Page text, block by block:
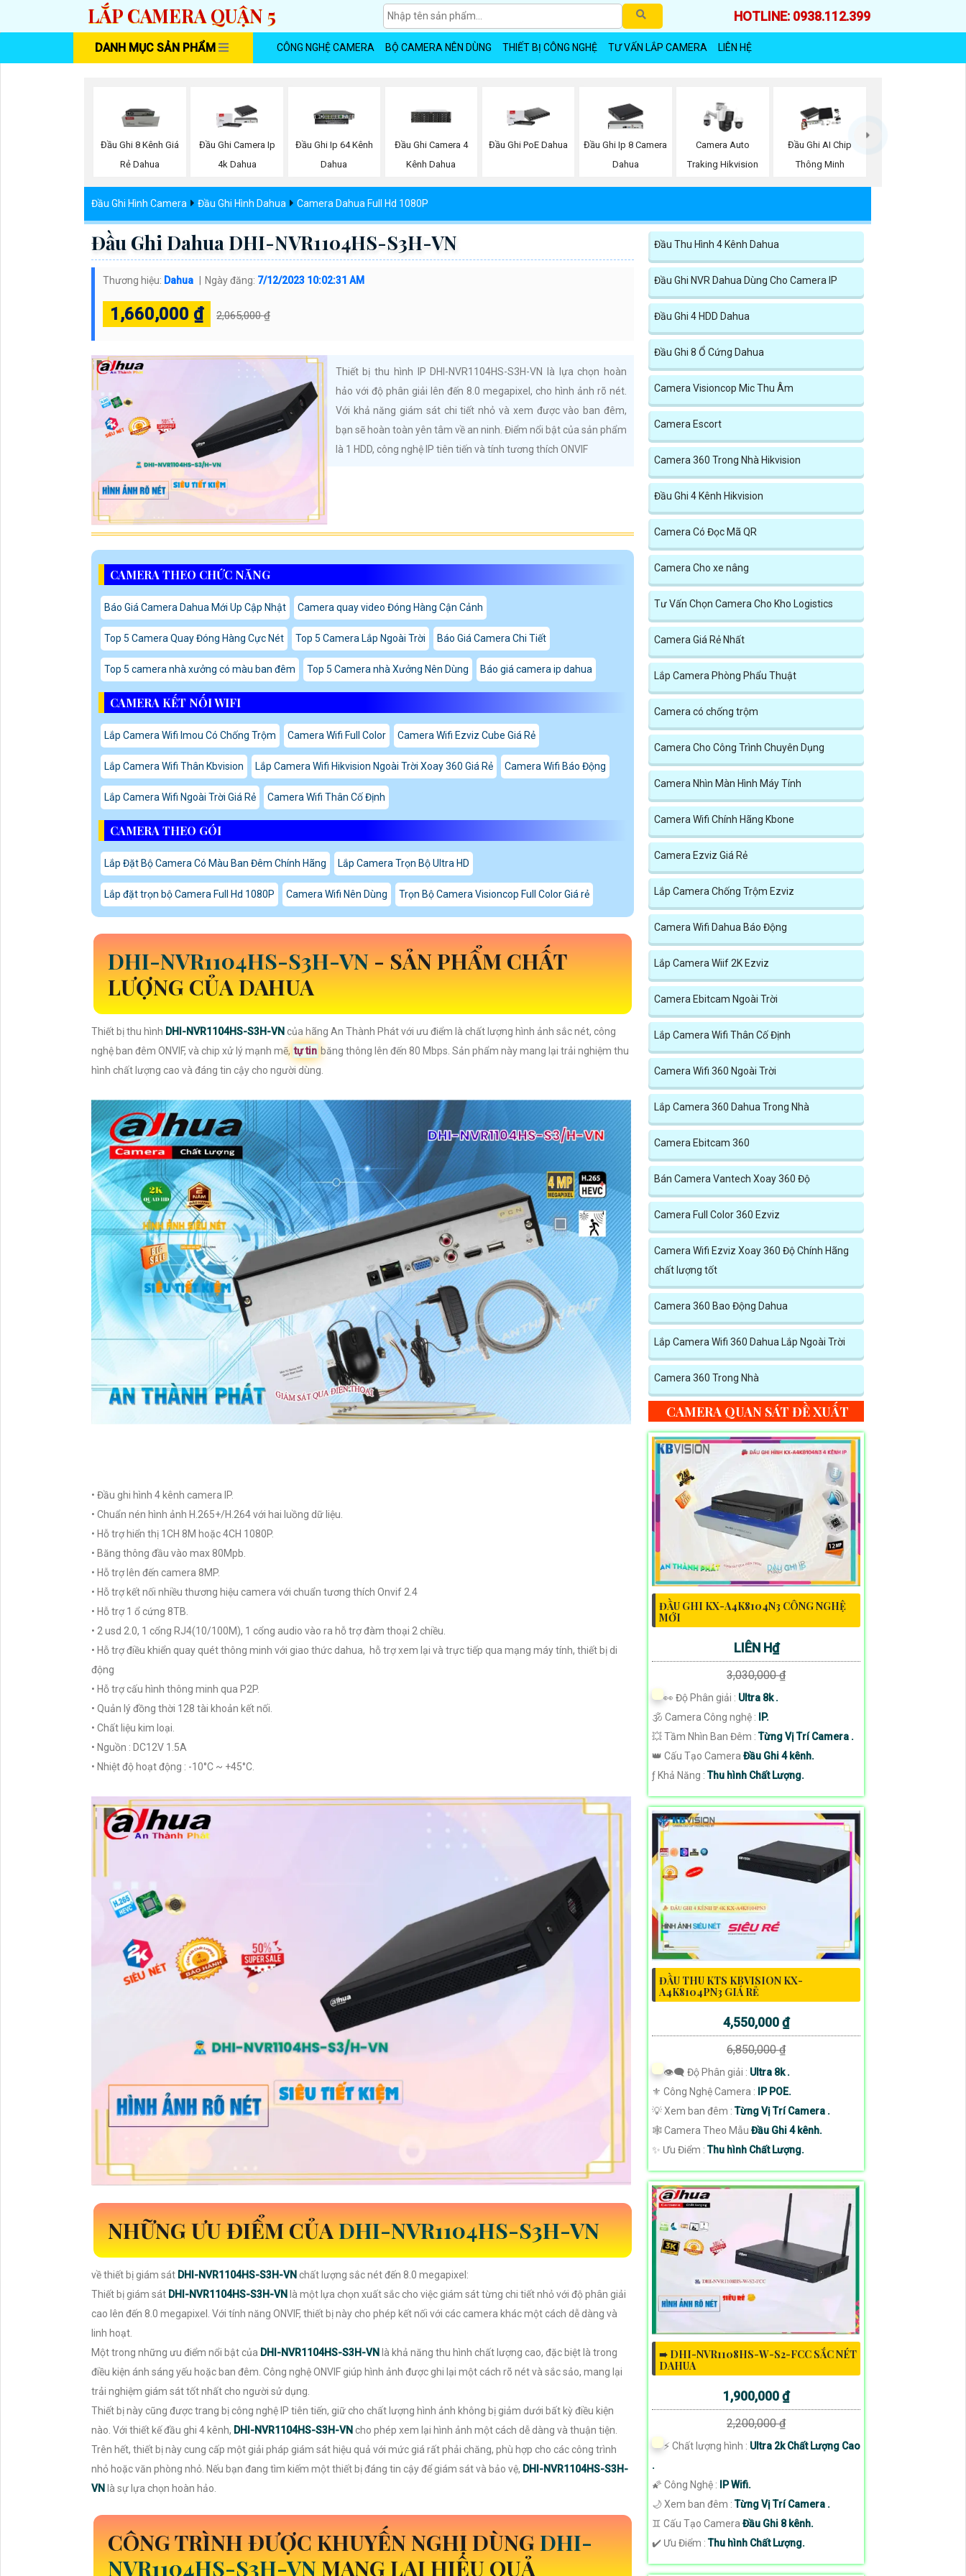
LẮP CAMERA QUẬN 5 HOTLINE: 0938.112.399
DANH MỤC SẢN PHẨM CÔNG NGHỆ CAMERA BỘ CAMERA NÊN DÙNG THIẾT BỊ CÔNG NGHỆ TƯ VẤN LẮP CAMERA LIÊN HỆ
Đầu Ghi 8 Kênh Giá
Rẻ Dahua
Đầu Ghi Camera Ip
4k Dahua
Đầu Ghi Ip 64 Kênh
Dahua
Đầu Ghi Camera 4
Kênh Dahua
Đầu Ghi PoE Dahua
Đầu Ghi Ip 8 Camera
Dahua
Camera Auto
Traking Hikvision
Đầu Ghi AI Chip
Thông Minh
Đầu Ghi Hình Camera Đầu Ghi Hình Dahua Camera Dahua Full Hd 1080P
Đầu Ghi Dahua DHI-NVR1104HS-S3H-VN
Thương hiệu: Dahua Ngày đăng: 7/12/2023 10:02:31 AM
1,660,000 ₫ 2,065,000 ₫
Thiết bị thu hình IP DHI-NVR1104HS-S3H-VN là lựa chọn hoàn
hảo với độ phân giải lên đến 8.0 megapixel, cho hình ảnh rõ nét.
Với khả năng giám sát chi tiết nhỏ và xem được vào ban đêm,
bạn sẽ hoàn toàn yên tâm về an ninh. Điểm nổi bật của sản phẩm
là 1 HDD, công nghệ IP tiên tiến và tính tương thích ONVIF
CAMERA THEO CHỨC NĂNG
Báo Giá Camera Dahua Mới Up Cập Nhật Camera quay video Đóng Hàng Cận Cảnh
Top 5 Camera Quay Đóng Hàng Cực Nét Top 5 Camera Lắp Ngoài Trời Báo Giá Camera Chi Tiết
Top 5 camera nhà xưởng có màu ban đêm Top 5 Camera nhà Xưởng Nên Dùng Báo giá camera ip dahua
CAMERA KẾT NỐI WIFI
Lắp Camera Wifi Imou Có Chống Trộm Camera Wifi Full Color Camera Wifi Ezviz Cube Giá Rẻ
Lắp Camera Wifi Thân Kbvision Lắp Camera Wifi Hikvision Ngoài Trời Xoay 360 Giá Rẻ Camera Wifi Báo Động
Lắp Camera Wifi Ngoài Trời Giá Rẻ Camera Wifi Thân Cố Định
CAMERA THEO GÓI
Lắp Đặt Bộ Camera Có Màu Ban Đêm Chính Hãng Lắp Camera Trọn Bộ Ultra HD
Lắp đặt trọn bộ Camera Full Hd 1080P Camera Wifi Nên Dùng Trọn Bộ Camera Visioncop Full Color Giá rẻ
DHI-NVR1104HS-S3H-VN- SẢN PHẨM CHẤT
LƯỢNG CỦA DAHUA
Thiết bị thu hình DHI-NVR1104HS-S3H-VN của hãng An Thành Phát với ưu điểm là chất lượng hình ảnh sắc nét, công
nghệ ban đêm ONVIF, và chip xử lý mạnh mẽ, tự tin băng thông lên đến 80 Mbps. Sản phẩm này mang lại trải nghiệm thu
hình chất lượng cao và đáng tin cậy cho người dùng.
• Đầu ghi hình 4 kênh camera IP.
• Chuẩn nén hình ảnh H.265+/H.264 với hai luồng dữ liệu.
• Hỗ trợ hiển thị 1CH 8M hoặc 4CH 1080P.
• Băng thông đầu vào max 80Mpb.
• Hỗ trợ lên đến camera 8MP.
• Hỗ trợ kết nối nhiều thương hiệu camera với chuẩn tương thích Onvif 2.4
• Hỗ trợ 1 ổ cứng 8TB.
• 2 usd 2.0, 1 cổng RJ4(10/100M), 1 cổng audio vào ra hỗ trợ đàm thoại 2 chiều.
• Hỗ trợ điều khiển quay quét thông minh với giao thức dahua, hỗ trợ xem lại và trực tiếp qua mạng máy tính, thiết bị di
động
• Hỗ trợ cấu hình thông minh qua P2P.
• Quản lý đồng thời 128 tài khoản kết nối.
• Chất liệu kim loại.
• Nguồn : DC12V 1.5A
• Nhiệt độ hoạt động : -10°C ~ +45°C.
NHỮNG ƯU ĐIỂM CỦADHI-NVR1104HS-S3H-VN
về thiết bị giám sát DHI-NVR1104HS-S3H-VN chất lượng sắc nét đến 8.0 megapixel:
Thiết bị giám sát DHI-NVR1104HS-S3H-VN là một lựa chọn xuất sắc cho việc giám sát từng chi tiết nhỏ với độ phân giải
cao lên đến 8.0 megapixel. Với tính năng ONVIF, thiết bị này cho phép kết nối với các camera khác một cách dễ dàng và
linh hoạt.
Một trong những ưu điểm nổi bật của DHI-NVR1104HS-S3H-VN là khả năng thu hình chất lượng cao, đặc biệt là trong
điều kiện ánh sáng yếu hoặc ban đêm. Công nghệ ONVIF giúp hình ảnh được ghi lại một cách rõ nét và sắc sảo, mang lại
trải nghiệm giám sát tốt nhất cho người sử dụng.
Thiết bị này cũng được trang bị công nghệ IP tiên tiến, giữ cho chất lượng hình ảnh không bị giảm dưới bất kỳ điều kiện
nào. Với thiết kế đầu ghi 4 kênh, DHI-NVR1104HS-S3H-VN cho phép xem lại hình ảnh một cách dễ dàng và thuận tiện.
Trên hết, thiết bị này cung cấp một giải pháp giám sát hiệu quả với mức giá rất phải chăng, phù hợp cho các công trình
nhỏ hoặc văn phòng nhỏ. Nếu bạn đang tìm kiếm một thiết bị đáng tin cậy để giám sát và bảo vệ, DHI-NVR1104HS-S3H-
VN là sự lựa chọn hoàn hảo.
CÔNG TRÌNH ĐƯỢC KHUYẾN NGHỊ DÙNGDHI-
NVR1104HS-S3H-VNMANG LẠI HIỆU QUẢ
Đầu Thu Hình 4 Kênh Dahua
Đầu Ghi NVR Dahua Dùng Cho Camera IP
Đầu Ghi 4 HDD Dahua
Đầu Ghi 8 Ổ Cứng Dahua
Camera Visioncop Mic Thu Âm
Camera Escort
Camera 360 Trong Nhà Hikvision
Đầu Ghi 4 Kênh Hikvision
Camera Có Đọc Mã QR
Camera Cho xe nâng
Tư Vấn Chọn Camera Cho Kho Logistics
Camera Giá Rẻ Nhất
Lắp Camera Phòng Phẩu Thuật
Camera có chống trộm
Camera Cho Công Trình Chuyên Dụng
Camera Nhìn Màn Hình Máy Tính
Camera Wifi Chính Hãng Kbone
Camera Ezviz Giá Rẻ
Lắp Camera Chống Trộm Ezviz
Camera Wifi Dahua Báo Động
Lắp Camera Wiif 2K Ezviz
Camera Ebitcam Ngoài Trời
Lắp Camera Wifi Thân Cố Định
Camera Wifi 360 Ngoài Trời
Lắp Camera 360 Dahua Trong Nhà
Camera Ebitcam 360
Bán Camera Vantech Xoay 360 Độ
Camera Full Color 360 Ezviz
Camera Wifi Ezviz Xoay 360 Độ Chính Hãng
chất lượng tốt
Camera 360 Bao Động Dahua
Lắp Camera Wifi 360 Dahua Lắp Ngoài Trời
Camera 360 Trong Nhà
CAMERA QUAN SÁT ĐỀ XUẤT
ĐẦU GHI KX-A4K8104N3 CÔNG NGHỆ
MỚI
LIÊN H₫
3,030,000 ₫
️👀 Độ Phân giải : Ultra 8k .
🕉️ Camera Công nghệ :
IP.
💥 Tầm Nhìn Ban Đêm :Từng Vị Trí Camera .
👑 Cấu Tạo Camera Đầu Ghi 4 kênh.
️ƒ Khả Năng :Thu hình Chất Lượng.
ĐẦU THU KTS KBVISION KX-
A4K8104PN3 GIÁ RẺ
4,550,000 ₫
6,850,000 ₫
👁️‍🗨 Độ Phân giải : Ultra 8k .
⚜️ Công Nghệ Camera :
IP POE.
💡 Xem ban đêm :Từng Vị Trí Camera .
🕸️ Camera Theo Mẫu Đầu Ghi 4 kênh.
️✨ Ưu Điểm :Thu hình Chất Lượng.
➠ DHI-NVR1108HS-W-S2-FCC SẮC NÉT
DAHUA
1,900,000 ₫
2,200,000 ₫
️⚡ Chất lượng hình : Ultra 2k Chất Lượng Cao
.
🌠 Công Nghệ :
IP Wifi.
🌙 Xem ban đêm :Từng Vị Trí Camera .
♊ Cấu Tạo Camera Đầu Ghi 8 kênh.
️✔️ Ưu Điểm :Thu hình Chất Lượng.